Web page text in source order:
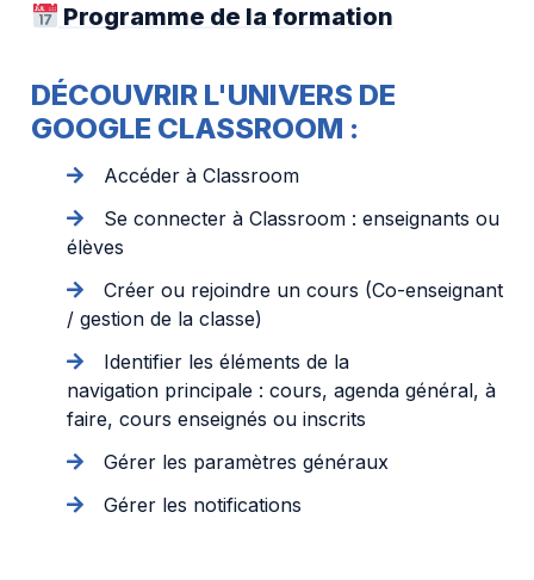
Programme de la formation
DÉCOUVRIR L'UNIVERS DE
GOOGLE CLASSROOM :
Accéder à Classroom
Se connecter à Classroom : enseignants ou
élèves
Créer ou rejoindre un cours (Co-enseignant
/ gestion de la classe)
Identifier les éléments de la
navigation principale : cours, agenda général, à
faire, cours enseignés ou inscrits
Gérer les paramètres généraux
Gérer les notifications